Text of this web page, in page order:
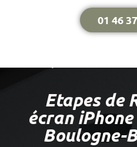
01 46
Etapes de
écran
Boulogne-